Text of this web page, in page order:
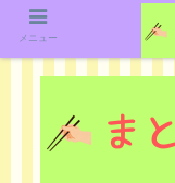
グルメ関連のいろいろなニ
メニュー